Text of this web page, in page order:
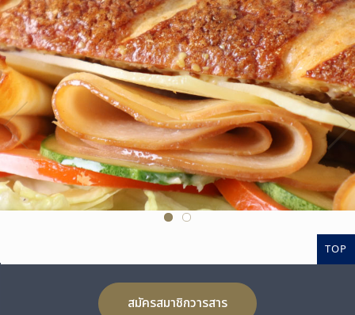
TOP
สมัครสมาชิกวารสาร